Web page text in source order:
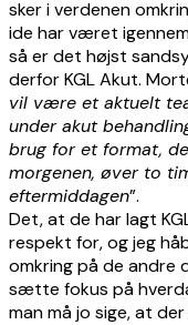
sker i verdenen
ide har været
så er det højst
derfor KGL Akut.
vil være et aktuelt
under akut
brug for et format,
morgenen, øver to
eftermiddagen”.
Det, at de har lagt
respekt for, og jeg
omkring på de andre
sætte fokus på
man må jo sige, at der